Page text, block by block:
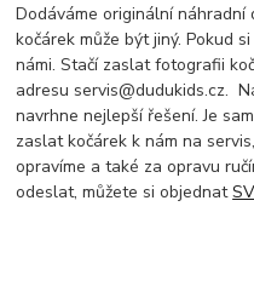
Dodáváme originální náhradní
kočárek může být jiný. Pokud
námi. Stačí zaslat fotografii
adresu servis@dudukids.cz.
navrhne nejlepší řešení. Je
zaslat kočárek k nám na
opravíme a také za opravu
odeslat, můžete si objednat